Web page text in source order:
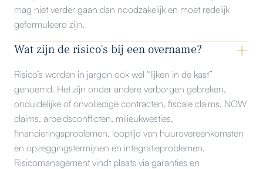
mag niet verder gaan dan noodzakelijk en moet redelijk
geformuleerd zijn.
Wat zijn de risico's bij een overname?
Risico’s worden in jargon ook wel “lijken in de kast”
genoemd. Het zijn onder andere verborgen gebreken,
onduidelijke of onvolledige contracten, fiscale claims, NOW
claims, arbeidsconflicten, milieukwesties,
financieringsproblemen, looptijd van huurovereenkomsten
en opzeggingstermijnen en integratieproblemen.
Risicomanagement vindt plaats via garanties en